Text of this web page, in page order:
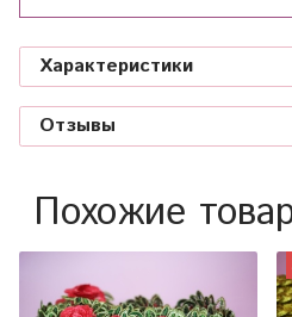
Характеристики
Отзывы
Похожие